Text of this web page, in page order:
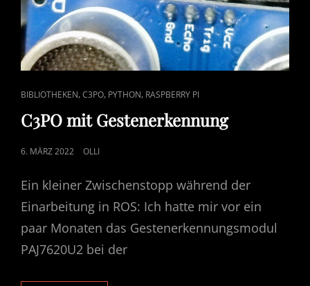
CAT
LINKS
BIBLIOTHEKEN,C3PO, PYTHON, RASPBERRY PI
C3PO mit Gestenerkennung
POSTED
6. MÄRZ 2022 OLLI
Ein kleiner Zwischenstopp während der
Einarbeitung in ROS: Ich hatte mir vor ein
paar Monaten das Gestenerkennungsmodul
PAJ7620U2 bei der